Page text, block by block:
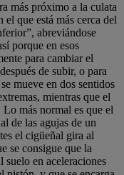
más próximo a la culata
que está más cerca del
abreviándose
porque en esos
para cambiar el
de subir, o para
mueve en dos sentidos
mientras que el
más normal es que el
de las agujas de un
el cigüeñal gira al
se consigue que la
suelo en aceleraciones